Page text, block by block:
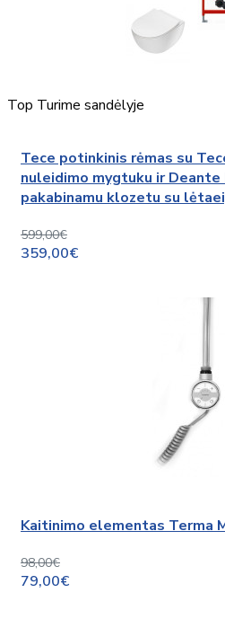
Top Turime sandėlyje
Tece potinkinis rėmas su TeceNow
nuleidimo mygtuku ir Deante Peonia rimless
pakabinamu klozetu su
599,00€
359,00€
Kaitinimo elementas Terma
98,00€
79,00€